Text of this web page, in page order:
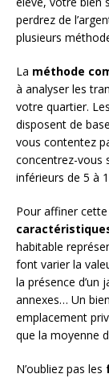
perdrez de
plusieurs
La méthode
à analyser les
votre quartier. Les
disposent de
vous contentez
concentrez-vous
inférieurs de 5 à
Pour affiner
habitable
font varier la
la présence d’un
annexes… Un
emplacement
que la moyenne
N’oubliez pas les